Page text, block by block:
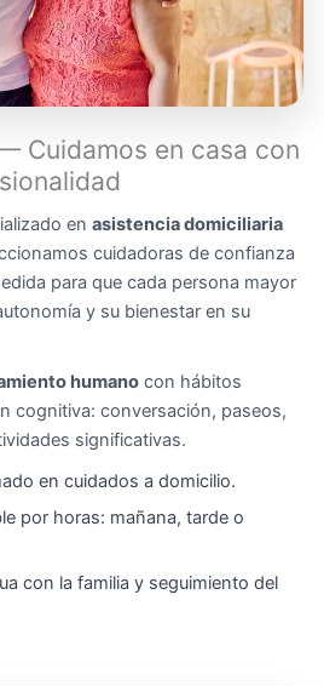
Cuidamos en casa con
en asistencia domiciliaria
cuidadoras de confianza
para que cada persona mayor
y su bienestar en su
humano con hábitos
cognitiva: conversación, paseos,
significativas.
en cuidados a domicilio.
por horas: mañana, tarde o
con la familia y seguimiento del